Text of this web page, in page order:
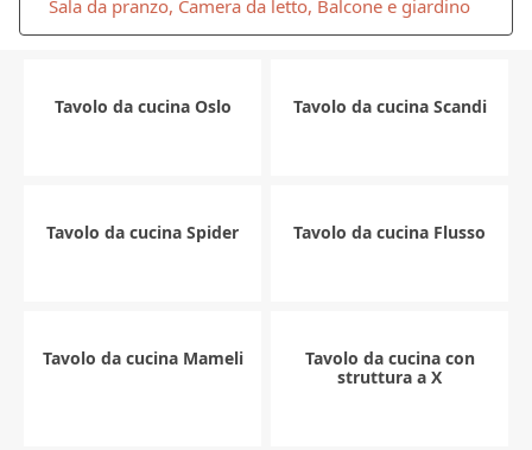
Sala da pranzo, Camera da letto, Balcone e giardino
Tavolo da cucina Oslo Tavolo da cucina Scandi
Tavolo da cucina Spider Tavolo da cucina Flusso
Tavolo da cucina Mameli
Tavolo da cucina con
struttura a X